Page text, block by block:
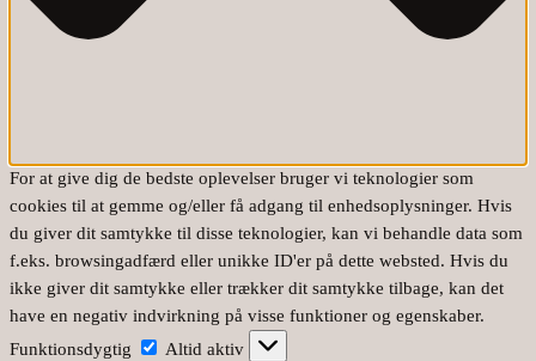
For at give dig de bedste oplevelser bruger vi teknologier som
cookies til at gemme og/eller få adgang til enhedsoplysninger. Hvis
du giver dit samtykke til disse teknologier, kan vi behandle data som
f.eks. browsingadfærd eller unikke ID'er på dette websted. Hvis du
ikke giver dit samtykke eller trækker dit samtykke tilbage, kan det
have en negativ indvirkning på visse funktioner og egenskaber.
Funktionsdygtig
Funktionsdygtig
Altid aktiv